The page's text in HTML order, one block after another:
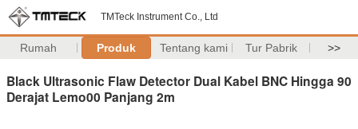
TMTeck Instrument Co., Ltd
Rumah Produk Tentang kami Tur Pabrik >>
Black Ultrasonic Flaw Detector Dual Kabel BNC Hingga 90
Derajat Lemo00 Panjang 2m